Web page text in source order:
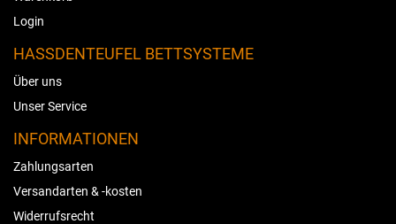
Login
HASSDENTEUFEL BETTSYSTEME
Über uns
Unser Service
INFORMATIONEN
Zahlungsarten
Versandarten & -kosten
Widerrufsrecht